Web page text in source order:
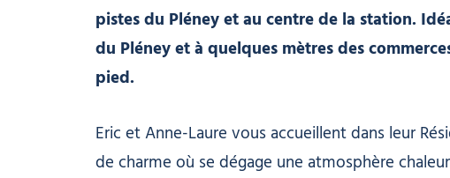
pistes du Pléney et au centre de la station.
du Pléney et à quelques mètres des
pied.
Eric et Anne-Laure vous accueillent dans leur
de charme où se dégage une atmosphère